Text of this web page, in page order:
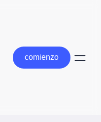
comienzo
comienzo